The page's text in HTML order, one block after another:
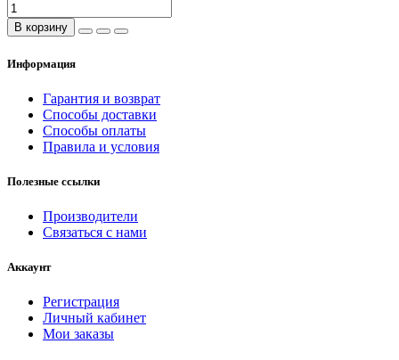
В корзину
Информация
Гарантия и возврат
Способы доставки
Способы оплаты
Правила и условия
Полезные ссылки
Производители
Связаться с нами
Аккаунт
Регистрация
Личный кабинет
Мои заказы